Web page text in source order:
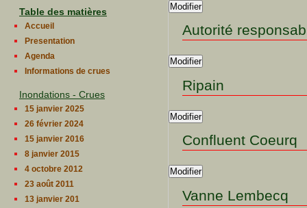
Table des matières
Accueil
Presentation
Agenda
Informations de crues
Inondations - Crues
15 janvier 2025
26 février 2024
15 janvier 2016
8 janvier 2015
4 octobre 2012
23 août 2011
13 janvier 201
Modifier
Autorité
Modifier
Ripain
Modifier
Confluent Coeurq
Modifier
Vanne Lembecq